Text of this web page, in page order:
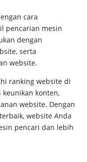
cara
pencarian mesin
dengan
serta
website.
ranking website di
konten,
website. Dengan
website Anda
pencari dan lebih